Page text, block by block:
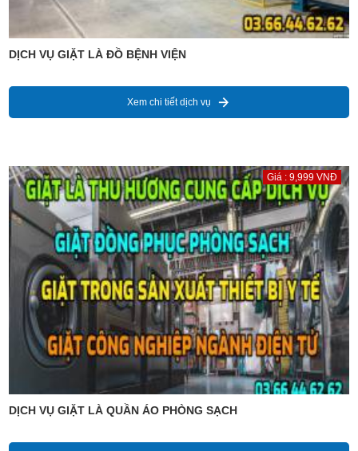
DỊCH VỤ GIẶT LÀ ĐỒ BỆNH VIỆN
Xem chi tiết dịch vụ
Giá : 9,999 VNĐ
DỊCH VỤ GIẶT LÀ QUẦN ÁO PHÒNG SẠCH